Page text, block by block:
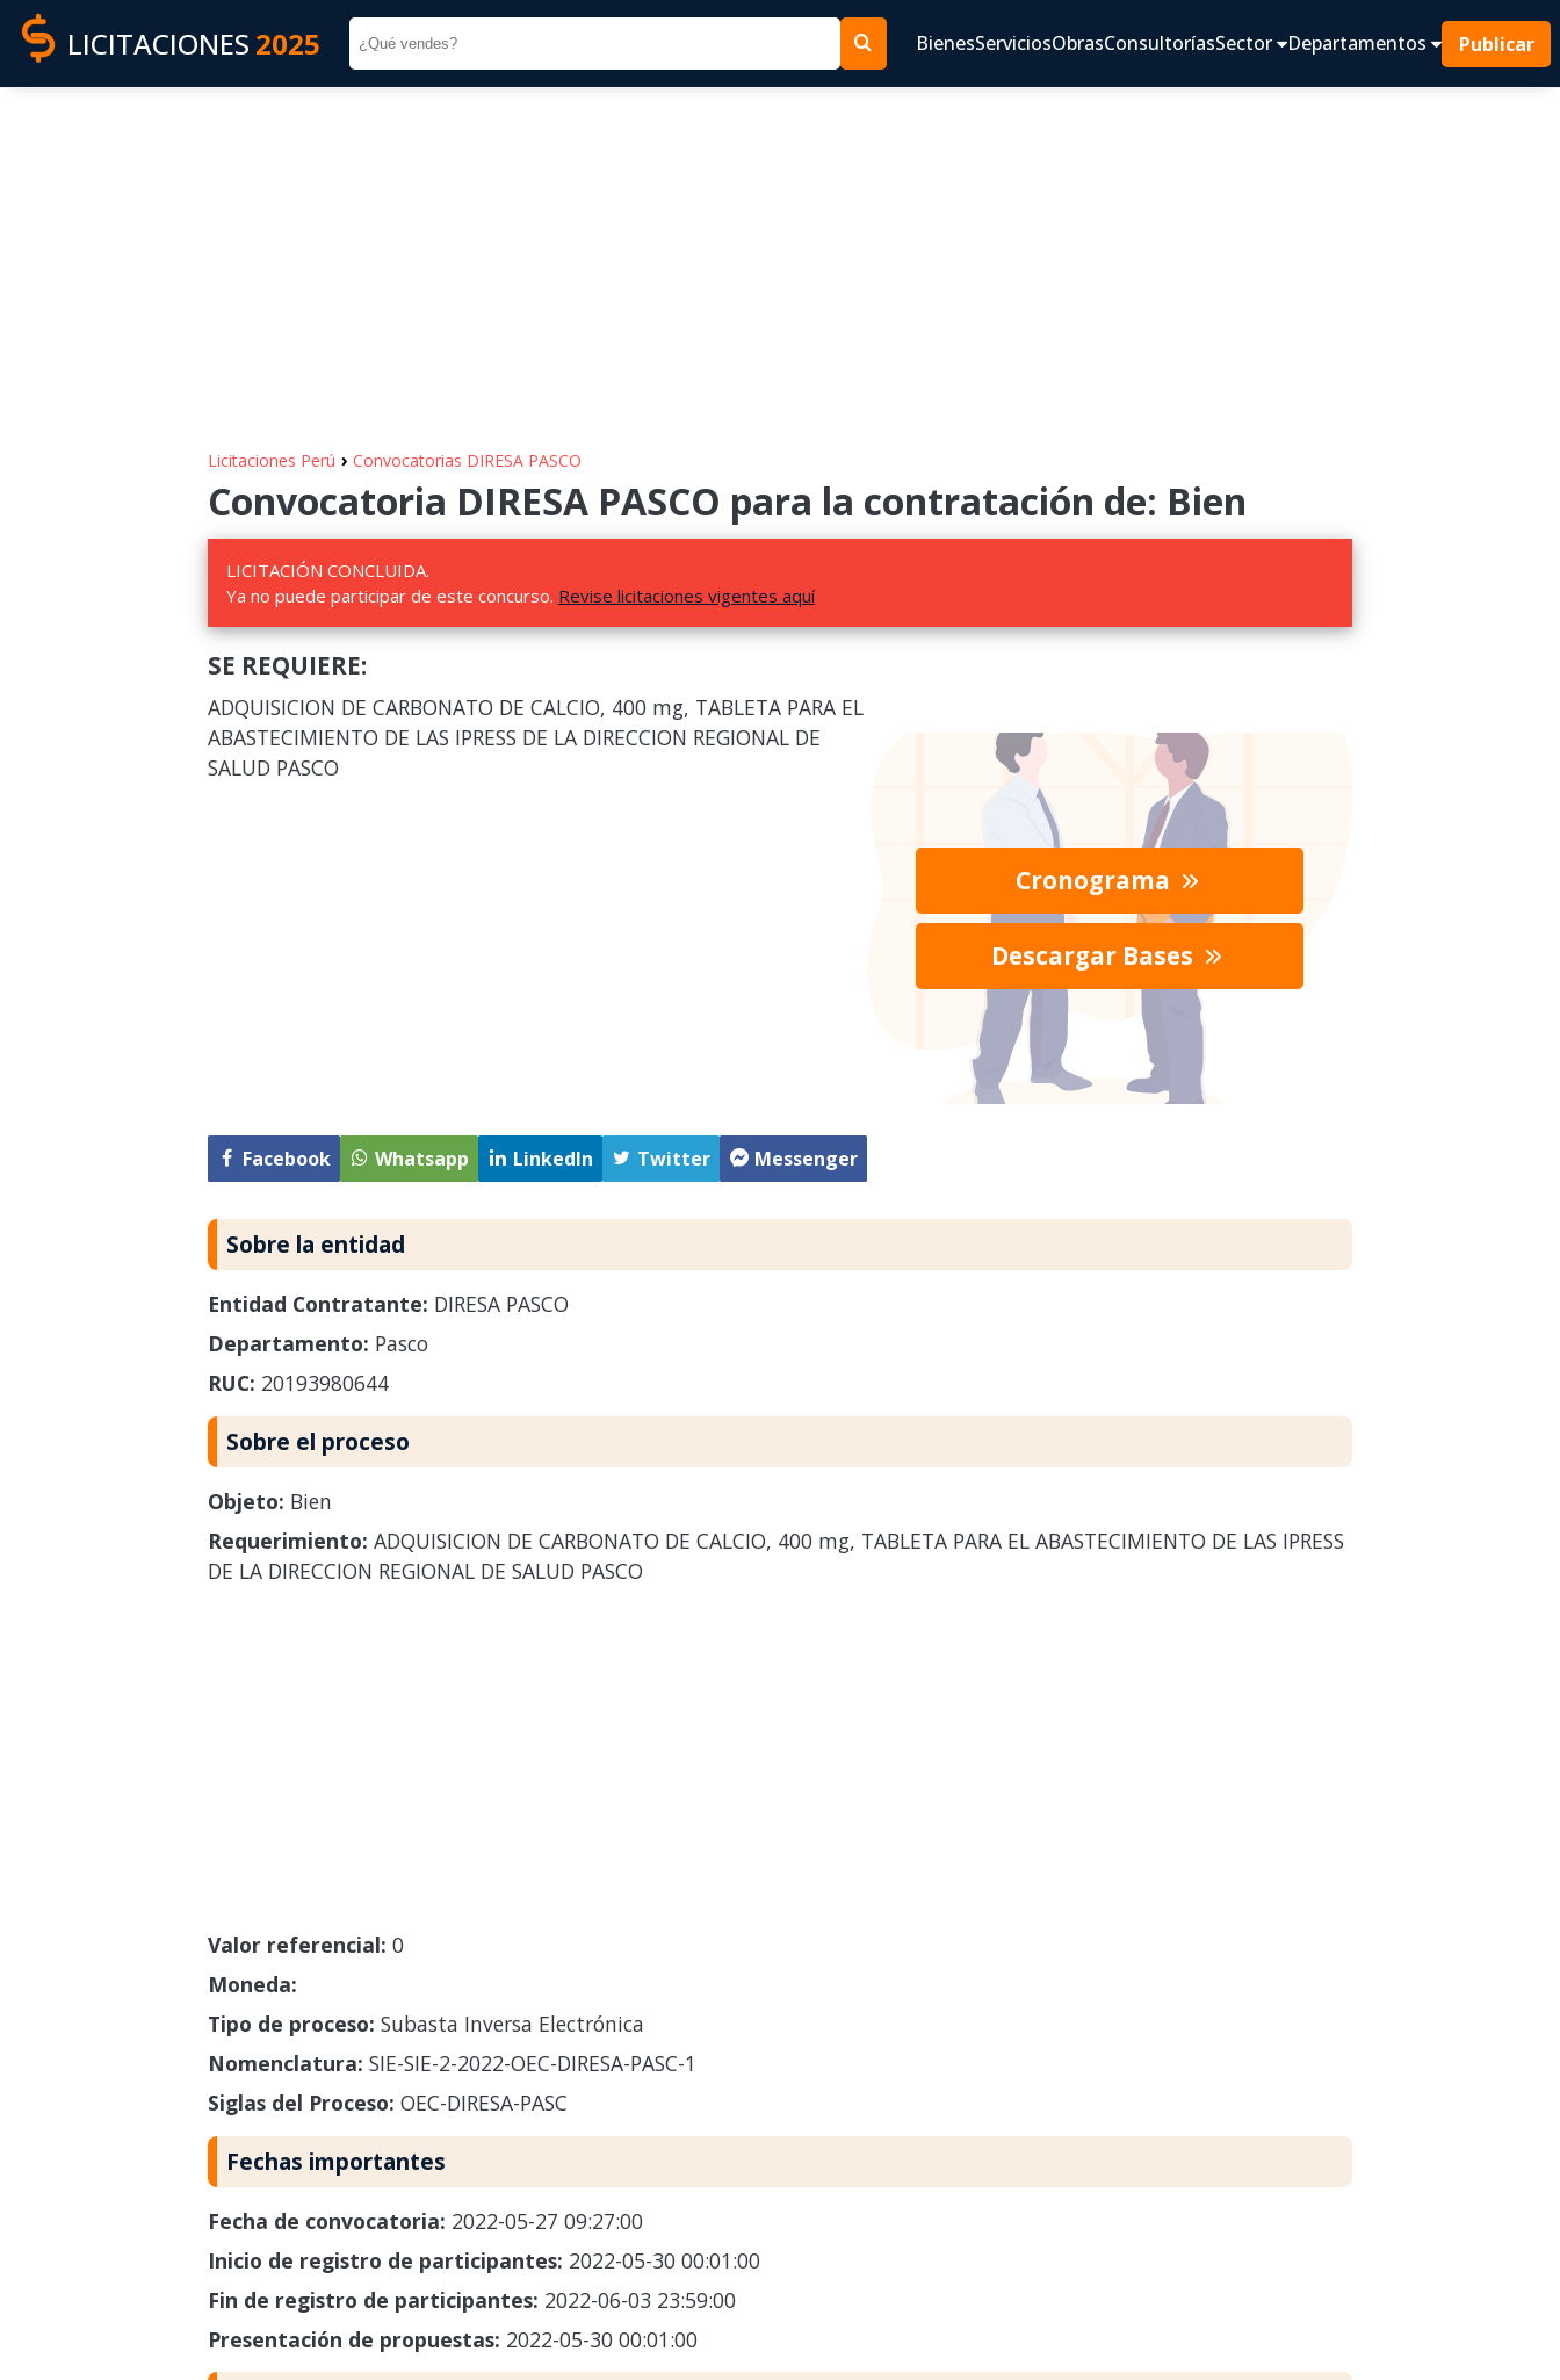
LICITACIONES 2025 BienesServiciosObrasConsultoríasSector Departamentos Publicar
Licitaciones Perú › Convocatorias DIRESA PASCO
Convocatoria DIRESA PASCO para la contratación de: Bien
LICITACIÓN CONCLUIDA.
Ya no puede participar de este concurso. Revise licitaciones vigentes aquí
SE REQUIERE:
ADQUISICION DE CARBONATO DE CALCIO, 400 mg, TABLETA PARA EL
ABASTECIMIENTO DE LAS IPRESS DE LA DIRECCION REGIONAL DE
SALUD PASCO
Facebook Whatsapp LinkedIn Twitter Messenger
Cronograma
Descargar Bases
Sobre la entidad
Entidad Contratante: DIRESA PASCO
Departamento: Pasco
RUC: 20193980644
Sobre el proceso
Objeto: Bien
Requerimiento: ADQUISICION DE CARBONATO DE CALCIO, 400 mg, TABLETA PARA EL ABASTECIMIENTO DE LAS IPRESS
DE LA DIRECCION REGIONAL DE SALUD PASCO
Valor referencial: 0
Moneda:
Tipo de proceso: Subasta Inversa Electrónica
Nomenclatura: SIE-SIE-2-2022-OEC-DIRESA-PASC-1
Siglas del Proceso: OEC-DIRESA-PASC
Fechas importantes
Fecha de convocatoria: 2022-05-27 09:27:00
Inicio de registro de participantes: 2022-05-30 00:01:00
Fin de registro de participantes: 2022-06-03 23:59:00
Presentación de propuestas: 2022-05-30 00:01:00